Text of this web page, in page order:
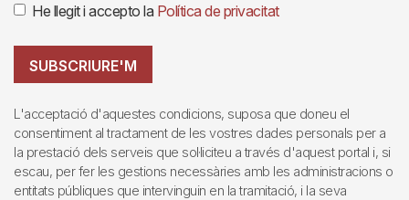
He llegit i accepto la Política de privacitat
SUBSCRIURE'M
L'acceptació d'aquestes condicions, suposa que doneu el
consentiment al tractament de les vostres dades personals per a
la prestació dels serveis que sol·liciteu a través d'aquest portal i, si
escau, per fer les gestions necessàries amb les administracions o
entitats públiques que intervinguin en la tramitació, i la seva